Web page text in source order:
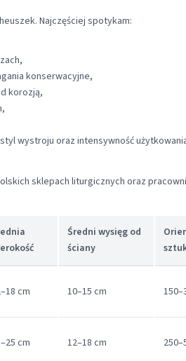
Najczęściej spotykam:
konserwacyjne,
korozją,
wystroju oraz intensywność
sklepach liturgicznych oraz
Średni wysięg od
ściany
cm 10–15 cm
cm 12–18 cm